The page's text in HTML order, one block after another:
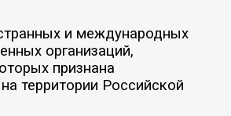
и международных
организаций,
признана
территории Российской